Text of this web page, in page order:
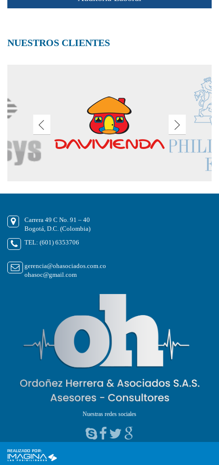
NUESTROS CLIENTES
Carrera 49 C No. 91 – 40
Bogotá, D.C. (Colombia)
TEL: (601) 6353706
gerencia@ohasociados.com.co
ohasoc@gmail.com
Nuestras redes sociales